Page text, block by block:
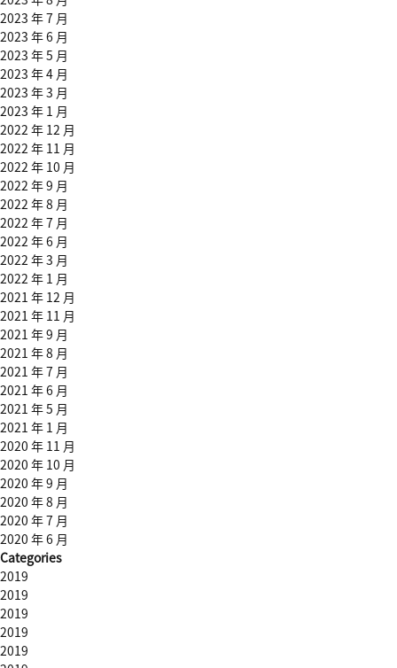
2023 年 7 月
2023 年 6 月
2023 年 5 月
2023 年 4 月
2023 年 3 月
2023 年 1 月
2022 年 12 月
2022 年 11 月
2022 年 10 月
2022 年 9 月
2022 年 8 月
2022 年 7 月
2022 年 6 月
2022 年 3 月
2022 年 1 月
2021 年 12 月
2021 年 11 月
2021 年 9 月
2021 年 8 月
2021 年 7 月
2021 年 6 月
2021 年 5 月
2021 年 1 月
2020 年 11 月
2020 年 10 月
2020 年 9 月
2020 年 8 月
2020 年 7 月
2020 年 6 月
Categories
2019
2019
2019
2019
2019